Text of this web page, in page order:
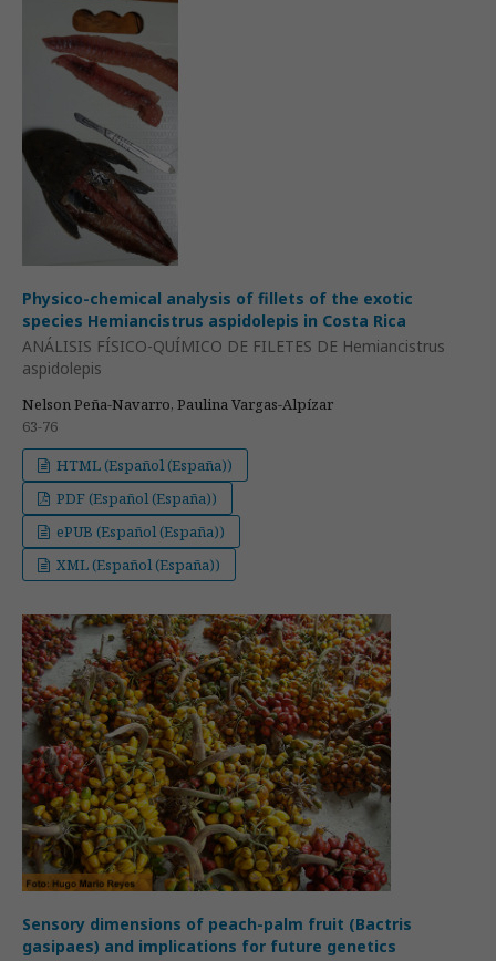
Physico-chemical analysis of fillets of the exotic
species Hemiancistrus aspidolepis in Costa Rica
ANÁLISIS FÍSICO-QUÍMICO DE FILETES DE Hemiancistrus
aspidolepis
Nelson Peña-Navarro, Paulina Vargas-Alpízar
63-76
HTML (Español (España))
PDF (Español (España))
ePUB (Español (España))
XML (Español (España))
Sensory dimensions of peach-palm fruit (Bactris
gasipaes) and implications for future genetics